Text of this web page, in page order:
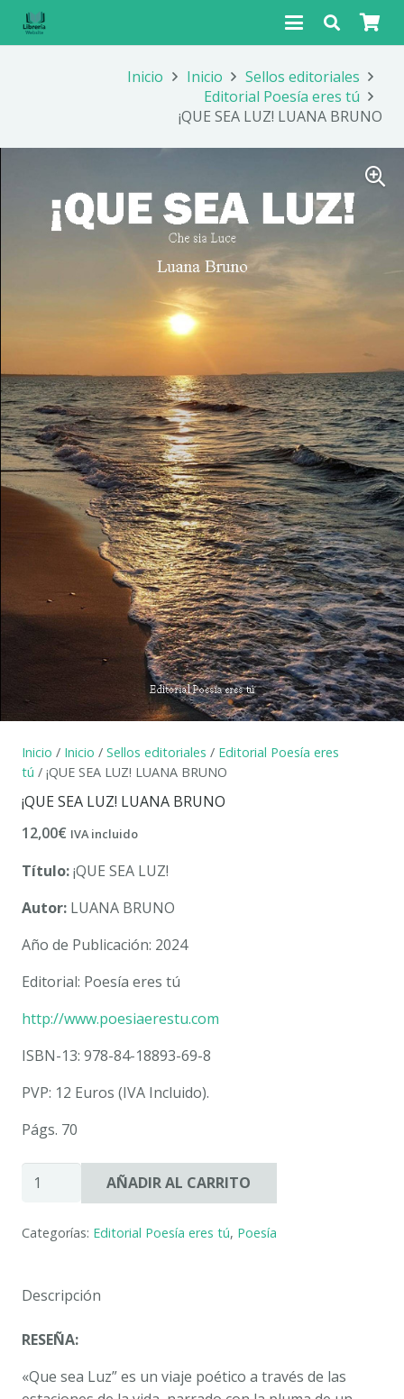
Inicio Inicio
Sellos editoriales
Editorial Poesía eres tú
¡QUE SEA LUZ! LUANA BRUNO
Inicio / Inicio / Sellos editoriales / Editorial Poesía eres
tú / ¡QUE SEA LUZ! LUANA BRUNO
¡QUE SEA LUZ! LUANA BRUNO
12,00€ IVA incluido
Título:¡QUE SEA LUZ!
Autor: LUANA BRUNO
Año de Publicación: 2024
Editorial: Poesía eres tú
http://www.poesiaerestu.com
ISBN-13: 978-84-18893-69-8
PVP: 12 Euros (IVA Incluido).
Págs. 70
¡QUE
LUANA
cantidad
AÑADIR AL CARRITO
Categorías: Editorial Poesía eres tú, Poesía
Descripción
RESEÑA:
«Que sea Luz” es un viaje poético a través de las